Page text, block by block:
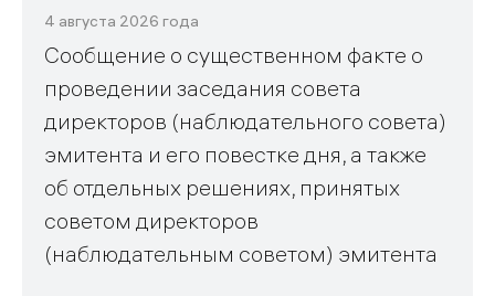
4 августа 2026 года
Сообщение о существенном факте о
проведении заседания совета
директоров (наблюдательного совета)
эмитента и его повестке дня, а также
об отдельных решениях, принятых
советом директоров
(наблюдательным советом) эмитента